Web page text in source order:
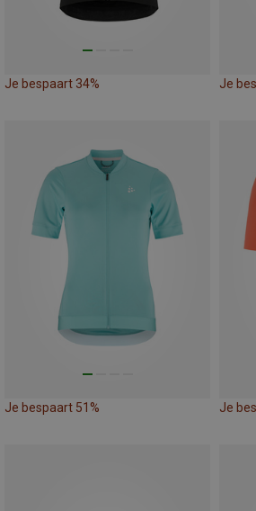
Je bespaart 34% Je
Je bespaart 51% Je